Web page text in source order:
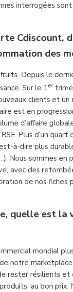
interrogées
Cdiscount,
des
Depuis le
Sur le 1er
clients et
est en
d’affaire
Plus d’un
à-dire plus
Nous sommes en
avec des
de nos fiches
quelle est la
mondial
de notre
rester résilients
au bon prix.